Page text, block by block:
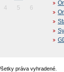
4 5 6
práva vyhradené.